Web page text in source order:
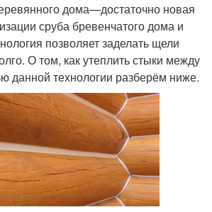
дома—достаточно новая
сруба бревенчатого дома и
позволяет заделать щели
О том, как утеплить стыки между
данной технологии разберём ниже.